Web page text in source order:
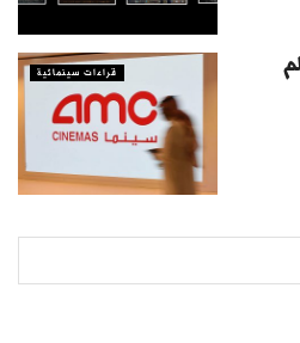
قراءات سينمائية